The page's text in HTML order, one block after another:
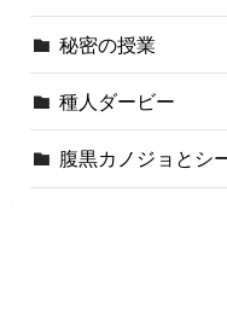
秘密の授業
種人ダービー
腹黒カノジョとシ